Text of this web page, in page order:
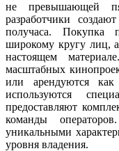
не превышающей
разработчики
получаса. Покупка
широкому кругу лиц,
настоящем
масштабных
или арендуются
используются
предоставляют
команды
уникальными
уровня владения.